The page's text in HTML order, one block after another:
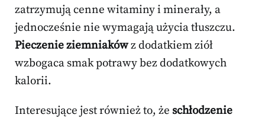
zatrzymują cenne witaminy i minerały, a
jednocześnie nie wymagają użycia tłuszczu.
Pieczenie ziemniakówz dodatkiem ziół
wzbogaca smak potrawy bez dodatkowych
kalorii.
Interesujące jest również to, że schłodzenie